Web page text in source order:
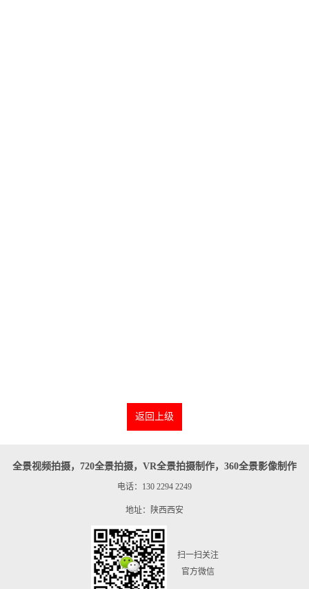
返回上级
全景视频拍摄，720全景拍摄，VR全景拍摄制作，360全景影像制作
电话：130 2294 2249
地址：陕西西安
扫一扫关注
官方微信